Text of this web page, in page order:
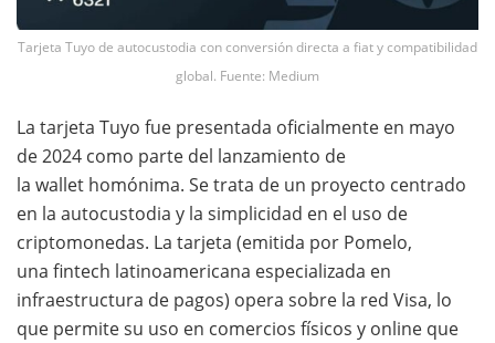
Tarjeta Tuyo de autocustodia con conversión directa a fiat y compatibilidad
global. Fuente: Medium
La tarjeta Tuyo fue presentada oficialmente en mayo
de 2024 como parte del lanzamiento de
la wallet homónima. Se trata de un proyecto centrado
en la autocustodia y la simplicidad en el uso de
criptomonedas. La tarjeta (emitida por Pomelo,
una fintech latinoamericana especializada en
infraestructura de pagos) opera sobre la red Visa, lo
que permite su uso en comercios físicos y online que